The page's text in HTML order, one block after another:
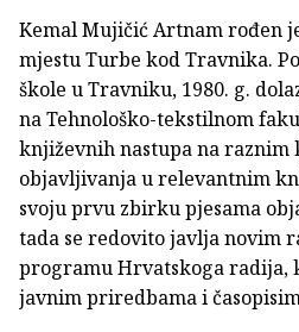
Kemal Mujičić Artnam rođen
mjestu Turbe kod Travnika.
škole u Travniku, 1980. g.
na Tehnološko-tekstilnom
književnih nastupa na
objavljivanja u relevantnim
svoju prvu zbirku pjesama
tada se redovito javlja novim
programu Hrvatskoga radija,
javnim priredbama i